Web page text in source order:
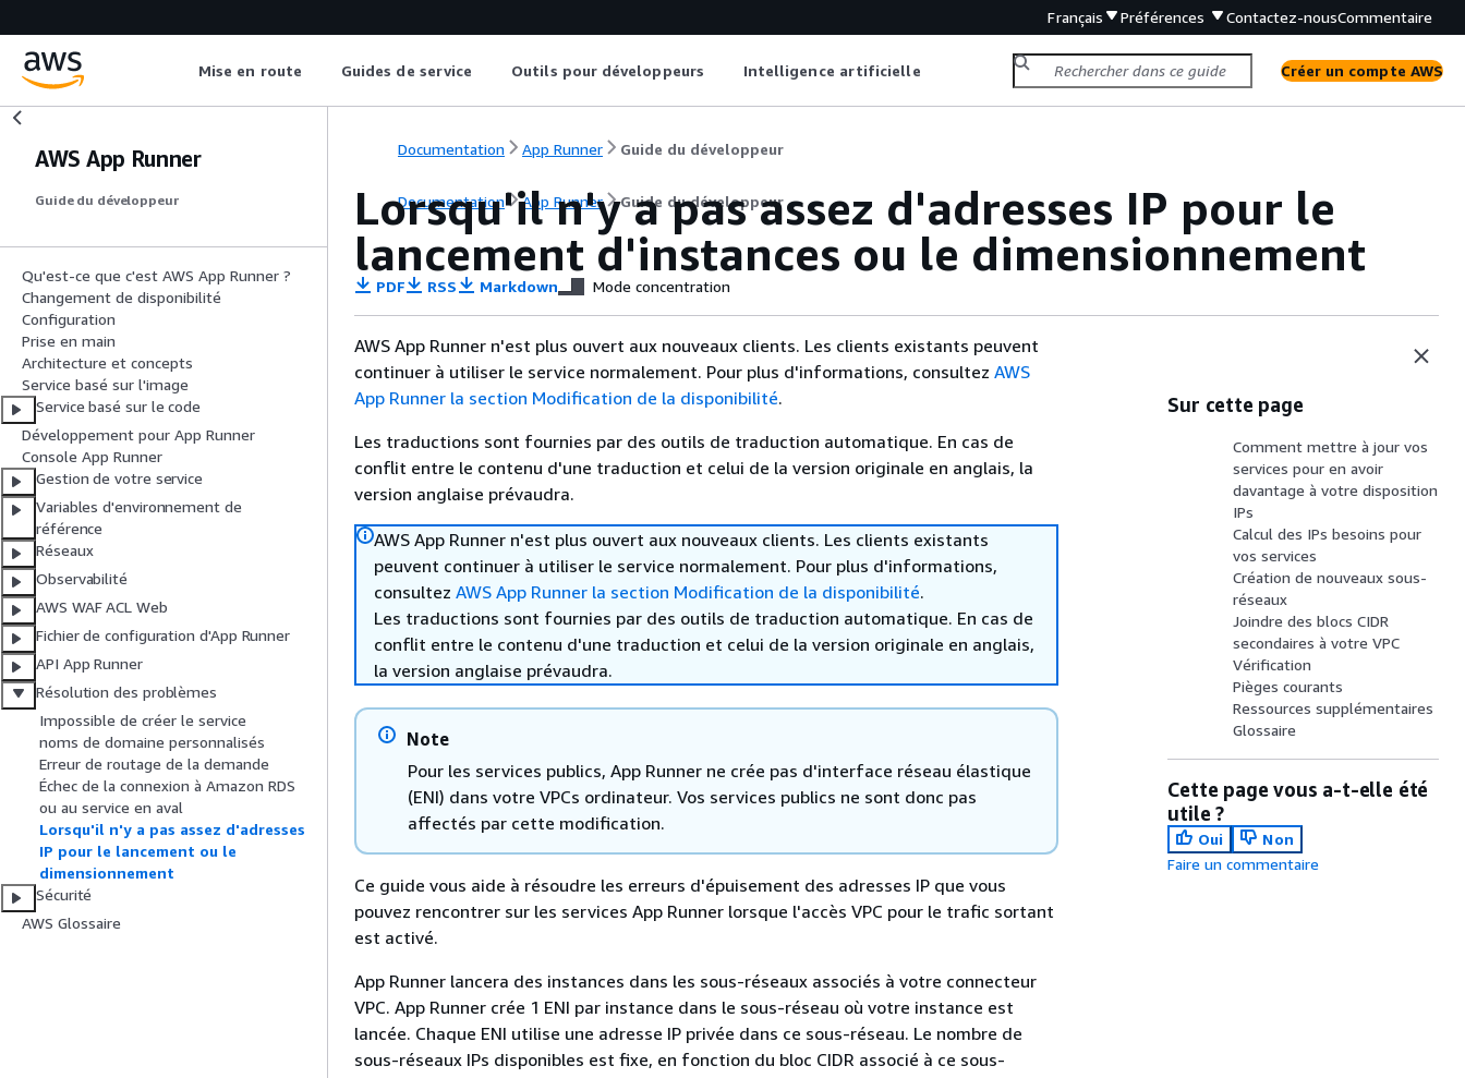
Français Préférences Contactez-nousCommentaire
Mise en route Guides de service Outils pour développeurs Intelligence artificielle Créer un compte AWS
AWS App Runner
Guide du développeur
Qu'est-ce que c'est AWS App Runner ?
Changement de disponibilité
Configuration
Prise en main
Architecture et concepts
Service basé sur l'image
Service basé sur le code
Développement pour App Runner
Console App Runner
Gestion de votre service
Variables d'environnement de
référence
Réseaux
Observabilité
AWS WAF ACL Web
Fichier de configuration d'App Runner
API App Runner
Résolution des problèmes
Impossible de créer le service
noms de domaine personnalisés
Erreur de routage de la demande
Échec de la connexion à Amazon RDS
ou au service en aval
Lorsqu'il n'y a pas assez d'adresses
IP pour le lancement ou le
dimensionnement
Sécurité
AWS Glossaire
Documentation App Runner Guide du développeur
Documentation App Runner Guide du développeur
Lorsqu'il n'y a pas assez d'adresses IP pour le
lancement d'instances ou le dimensionnement
PDF RSS Markdown Mode concentration
AWS App Runner n'est plus ouvert aux nouveaux clients. Les clients existants peuvent
continuer à utiliser le service normalement. Pour plus d'informations, consultez AWS
App Runner la section Modification de la disponibilité.
Les traductions sont fournies par des outils de traduction automatique. En cas de
conflit entre le contenu d'une traduction et celui de la version originale en anglais, la
version anglaise prévaudra.
AWS App Runner n'est plus ouvert aux nouveaux clients. Les clients existants
peuvent continuer à utiliser le service normalement. Pour plus d'informations,
consultez AWS App Runner la section Modification de la disponibilité.
Les traductions sont fournies par des outils de traduction automatique. En cas de
conflit entre le contenu d'une traduction et celui de la version originale en anglais,
la version anglaise prévaudra.
Note
Pour les services publics, App Runner ne crée pas d'interface réseau élastique
(ENI) dans votre VPCs ordinateur. Vos services publics ne sont donc pas
affectés par cette modification.
Ce guide vous aide à résoudre les erreurs d'épuisement des adresses IP que vous
pouvez rencontrer sur les services App Runner lorsque l'accès VPC pour le trafic sortant
est activé.
App Runner lancera des instances dans les sous-réseaux associés à votre connecteur
VPC. App Runner crée 1 ENI par instance dans le sous-réseau où votre instance est
lancée. Chaque ENI utilise une adresse IP privée dans ce sous-réseau. Le nombre de
sous-réseaux IPs disponibles est fixe, en fonction du bloc CIDR associé à ce sous-
Sur cette page
Comment mettre à jour vos
services pour en avoir
davantage à votre disposition
IPs
Calcul des IPs besoins pour
vos services
Création de nouveaux sous-
réseaux
Joindre des blocs CIDR
secondaires à votre VPC
Vérification
Pièges courants
Ressources supplémentaires
Glossaire
Cette page vous a-t-elle été
utile ?
Oui
Non
Faire un commentaire